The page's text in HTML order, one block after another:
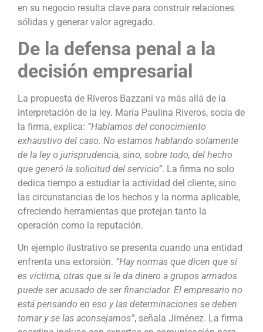
en su negocio resulta clave para construir relaciones
sólidas y generar valor agregado.
De la defensa penal a la
decisión empresarial
La propuesta de Riveros Bazzani va más allá de la
interpretación de la ley. María Paulina Riveros, socia de
la firma, explica: “Hablamos del conocimiento
exhaustivo del caso. No estamos hablando solamente
de la ley o jurisprudencia, sino, sobre todo, del hecho
que generó la solicitud del servicio”. La firma no solo
dedica tiempo a estudiar la actividad del cliente, sino
las circunstancias de los hechos y la norma aplicable,
ofreciendo herramientas que protejan tanto la
operación como la reputación.
Un ejemplo ilustrativo se presenta cuando una entidad
enfrenta una extorsión. “Hay normas que dicen que sí
es víctima, otras que si le da dinero a grupos armados
puede ser acusado de ser financiador. El empresario no
está pensando en eso y las determinaciones se deben
tomar y se las aconsejamos”, señala Jiménez. La firma